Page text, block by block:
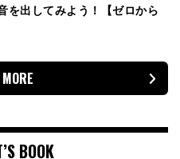
を出してみよう！【ゼロから
BOOK